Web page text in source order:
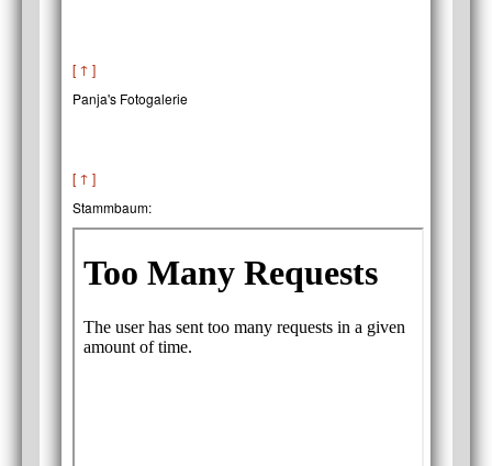
[ ↑ ]
Panja's Fotogalerie
[ ↑ ]
Stammbaum: